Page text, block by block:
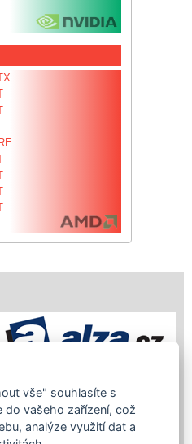
vše" souhlasíte s
do vašeho zařízení, což
analýze využití dat a